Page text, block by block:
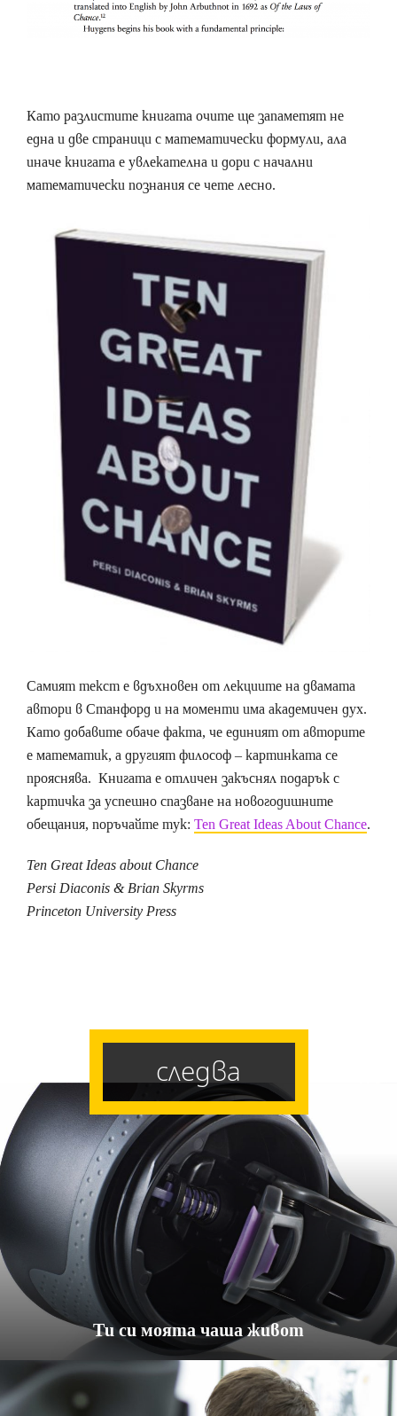
Като разлистите книгата очите ще запаметят не
една и две страници с математически формули, ала
иначе книгата е увлекателна и дори с начални
математически познания се чете лесно.
Самият текст е вдъхновен от лекциите на двамата
автори в Станфорд и на моменти има академичен дух.
Като добавите обаче факта, че единият от авторите
е математик, а другият философ – картинката се
прояснява. Книгата е отличен закъснял подарък с
картичка за успешно спазване на новогодишните
обещания, поръчайте тук: Ten Great Ideas About Chance.
Ten Great Ideas about Chance
Persi Diaconis & Brian Skyrms
Princeton University Press
следва
Ти си моята чаша живот